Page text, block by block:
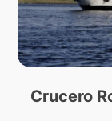
Crucero